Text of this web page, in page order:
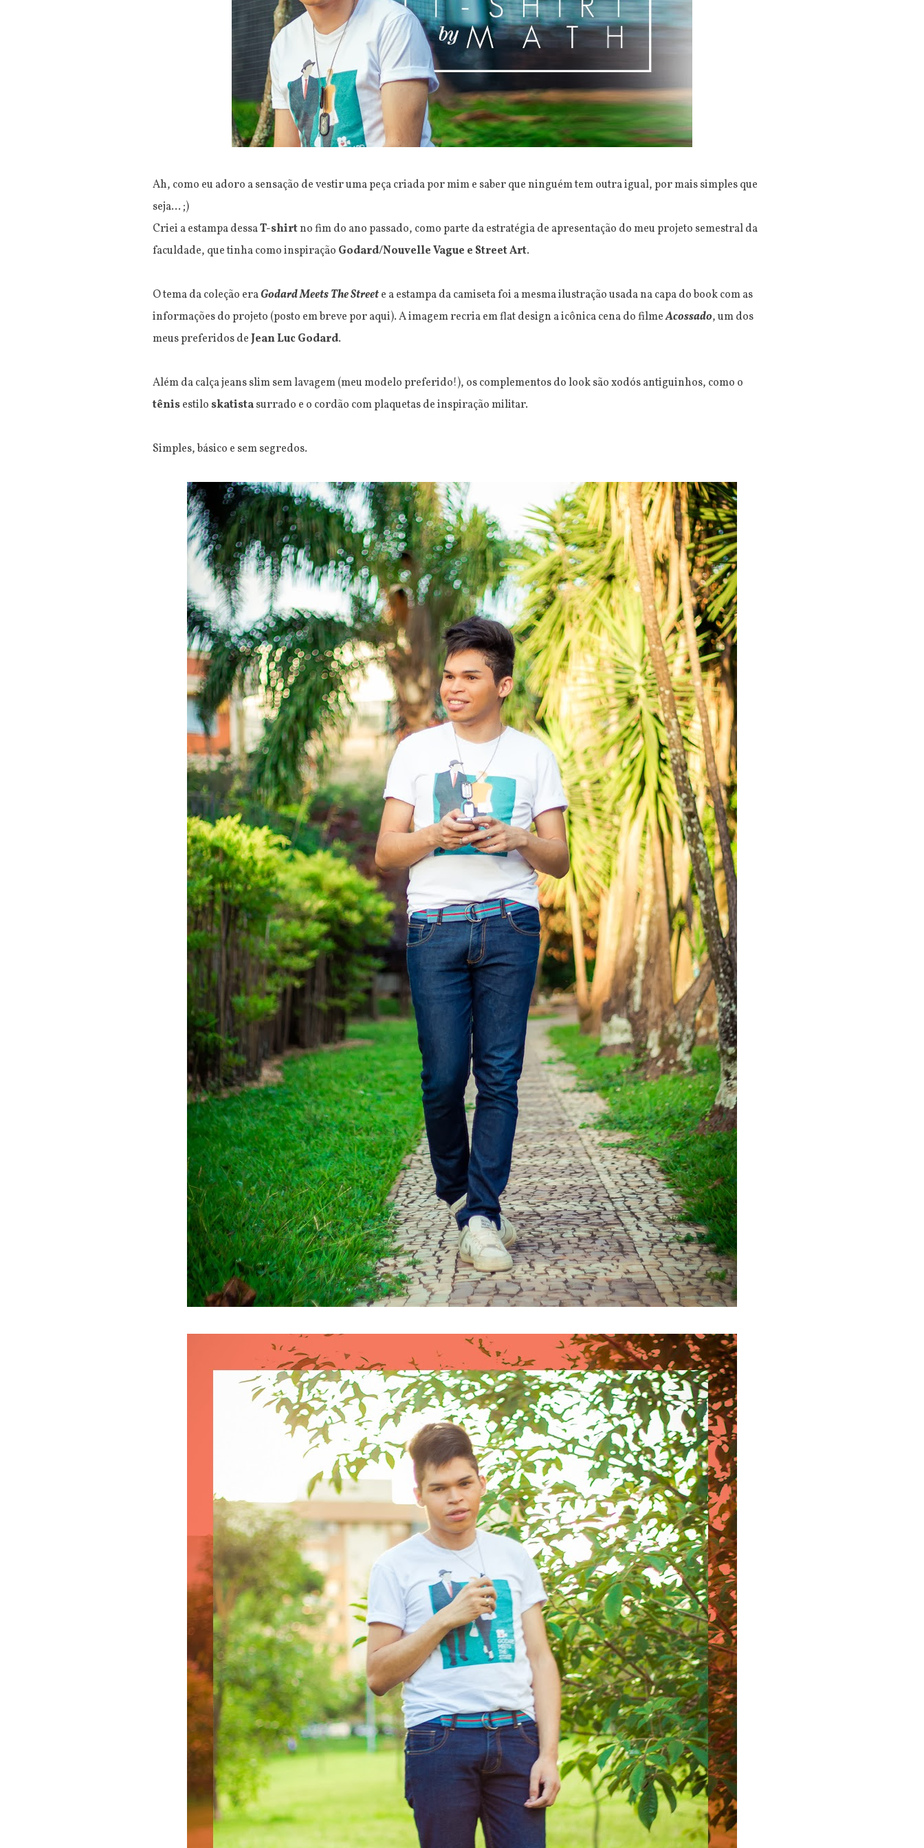
Ah, como eu adoro a sensação de vestir uma peça criada por mim e saber que ninguém tem outra igual, por mais simples que
seja... ;)
Criei a estampa dessaT-shirtno fim do ano passado, como parte da estratégia de apresentação do meu projeto semestral da
faculdade, que tinha como inspiração Godard/Nouvelle Vague e Street Art.
O tema da coleção eraGodard Meets The Streete a estampa da camiseta foi a mesma ilustração usada na capa do book com as
informações do projeto (posto em breve por aqui). A imagem recria em flat design a icônica cena do filmeAcossado, um dos
meus preferidos deJean Luc Godard.
Além da calça jeans slim sem lavagem (meu modelo preferido!), os complementos do look são xodós antiguinhos, como o
tênisestilo skatistasurrado e o cordão com plaquetas de inspiração militar.
Simples, básico e sem segredos.